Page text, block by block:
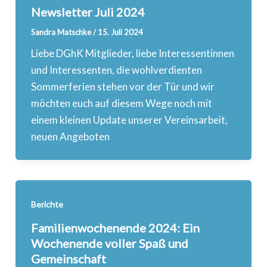
Newsletter Juli 2024
Sandra Matschke/15. Juli 2024
Liebe DGhK Mitglieder, liebe Interessentinnen
und Interessenten, die wohlverdienten
Sommerferien stehen vor der Tür und wir
möchten euch auf diesem Wege noch mit
einem kleinen Update unserer Vereinsarbeit,
neuen Angeboten
Berichte
Familienwochenende 2024: Ein
Wochenende voller Spaß und
Gemeinschaft